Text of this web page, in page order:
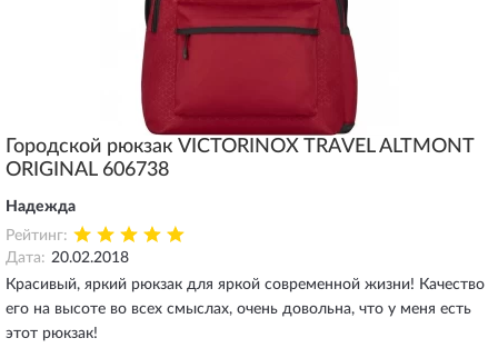
Городской рюкзак VICTORINOX TRAVEL ALTMONT
ORIGINAL 606738
Надежда
Рейтинг:
Дата: 20.02.2018
Красивый, яркий рюкзак для яркой современной жизни! Качество
его на высоте во всех смыслах, очень довольна, что у меня есть
этот рюкзак!